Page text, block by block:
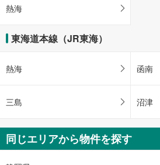
熱海
東海道本線（JR東海）
熱海 函南
三島 沼津
同じエリアから物件を探す